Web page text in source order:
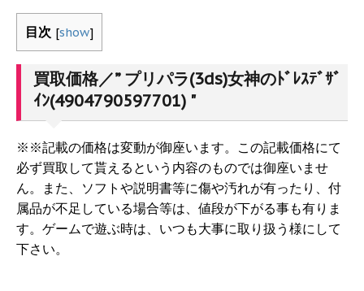
目次 [show]
買取価格／” プリパラ(3ds)女神のﾄﾞﾚｽﾃﾞｻﾞ
ｲﾝ(4904790597701) "
※※記載の価格は変動が御座います。この記載価格にて
必ず買取して貰えるという内容のものでは御座いませ
ん。また、ソフトや説明書等に傷や汚れが有ったり、付
属品が不足している場合等は、値段が下がる事も有りま
す。ゲームで遊ぶ時は、いつも大事に取り扱う様にして
下さい。